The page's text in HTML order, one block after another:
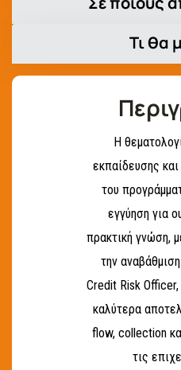
Τι θα
Η
εκπαίδευσης
του
εγγύηση για
πρακτική γνώση,
την
Credit Risk
καλύτερα
flow, collection
τις